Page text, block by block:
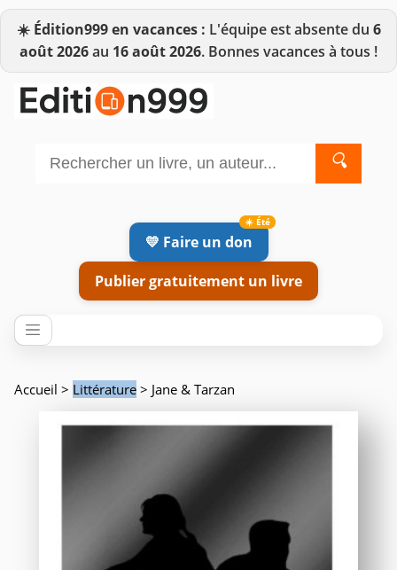
☀️ Édition999 en vacances : L'équipe est absente du 6
août 2026au 16 août 2026. Bonnes vacances à tous !
🔍
💛 Faire un don
Publier gratuitement un livre
Accueil > Littérature > Jane & Tarzan